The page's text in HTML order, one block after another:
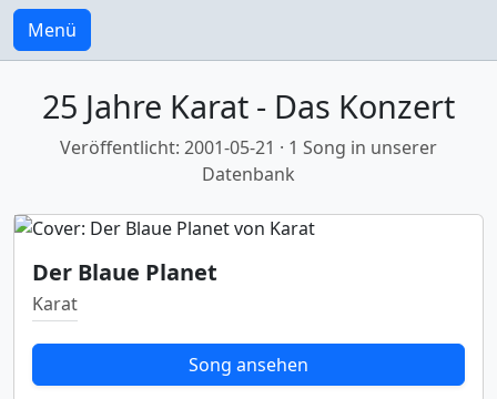
Menü
25 Jahre Karat - Das Konzert
Veröffentlicht: 2001-05-21 · 1 Song in unserer
Datenbank
Der Blaue Planet
Karat
Song ansehen